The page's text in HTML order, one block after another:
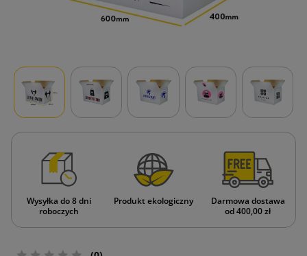
Wysyłka do 8 dni
roboczych
Produkt ekologiczny
Darmowa dostawa
od 400,00 zł